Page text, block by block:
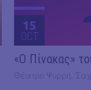
15
OCT
«Ο Πίνακας»